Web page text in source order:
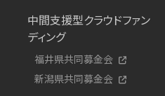
中間支援型クラウドファン
ディング
福井県共同募金会
新潟県共同募金会